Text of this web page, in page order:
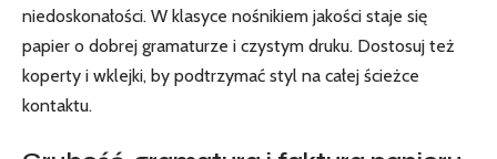
niedoskonałości. W klasyce nośnikiem jakości staje się
papier o dobrej gramaturze i czystym druku. Dostosuj też
koperty i wklejki, by podtrzymać styl na całej ścieżce
kontaktu.